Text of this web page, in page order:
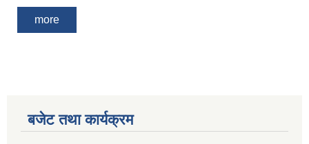
more
बजेट तथा कार्यक्रम